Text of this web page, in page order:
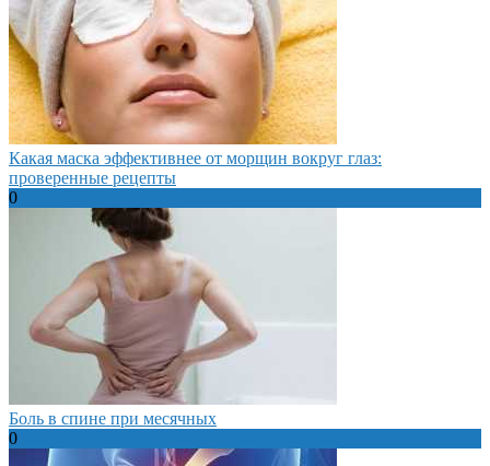
Какая маска эффективнее от морщин вокруг глаз:
проверенные рецепты
0
Боль в спине при месячных
0